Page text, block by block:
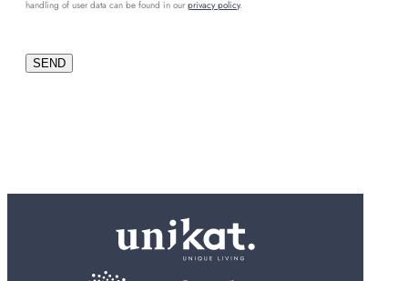
handling of user data can be found in our privacy policy.